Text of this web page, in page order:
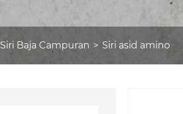
Siri Baja Campuran Siri asid amino